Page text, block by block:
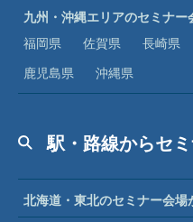
九州・沖縄エリアのセミナー
福岡県
佐賀県 長崎県
鹿児島県
沖縄県
駅・路線からセ
北海道・東北のセミナー会場